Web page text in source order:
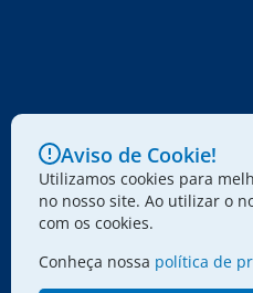
Aviso de Cookie!
Utilizamos cookies para
no nosso site. Ao utilizar o
com os cookies.
Conheça nossa política de